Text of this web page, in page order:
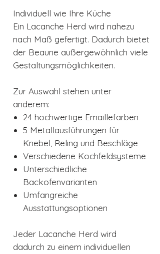
Individuell wie Ihre Küche
Ein Lacanche Herd wird nahezu
nach Maß gefertigt. Dadurch bietet
der Beaune außergewöhnlich viele
Gestaltungsmöglichkeiten.
Zur Auswahl stehen unter
anderem:
24 hochwertige Emaillefarben
5 Metallausführungen für
Knebel, Reling und Beschläge
Verschiedene Kochfeldsysteme
Unterschiedliche
Backofenvarianten
Umfangreiche
Ausstattungsoptionen
Jeder Lacanche Herd wird
dadurch zu einem individuellen